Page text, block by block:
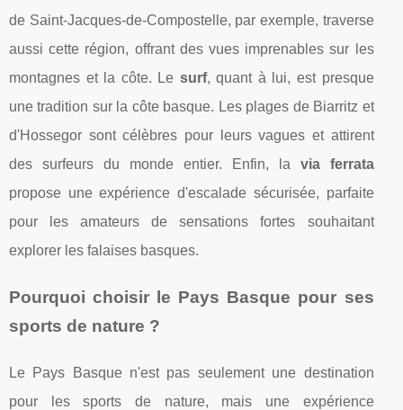
de Saint-Jacques-de-Compostelle, par exemple, traverse
aussi cette région, offrant des vues imprenables sur les
montagnes et la côte. Le surf, quant à lui, est presque
une tradition sur la côte basque. Les plages de Biarritz et
d'Hossegor sont célèbres pour leurs vagues et attirent
des surfeurs du monde entier. Enfin, la via ferrata
propose une expérience d'escalade sécurisée, parfaite
pour les amateurs de sensations fortes souhaitant
explorer les falaises basques.
Pourquoi choisir le Pays Basque pour ses
sports de nature ?
Le Pays Basque n'est pas seulement une destination
pour les sports de nature, mais une expérience